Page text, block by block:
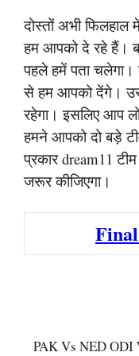
दोस्तों अभी फिलहाल
हम आपको दे रहे हैं।
पहले हमें पता चलेगा।
से हम आपको देंगे।
रहेगा। इसलिए आप
हमने आपको दो बड़े
प्रकार dream11
जरूर कीजिएगा।
PAK Vs NED ODI